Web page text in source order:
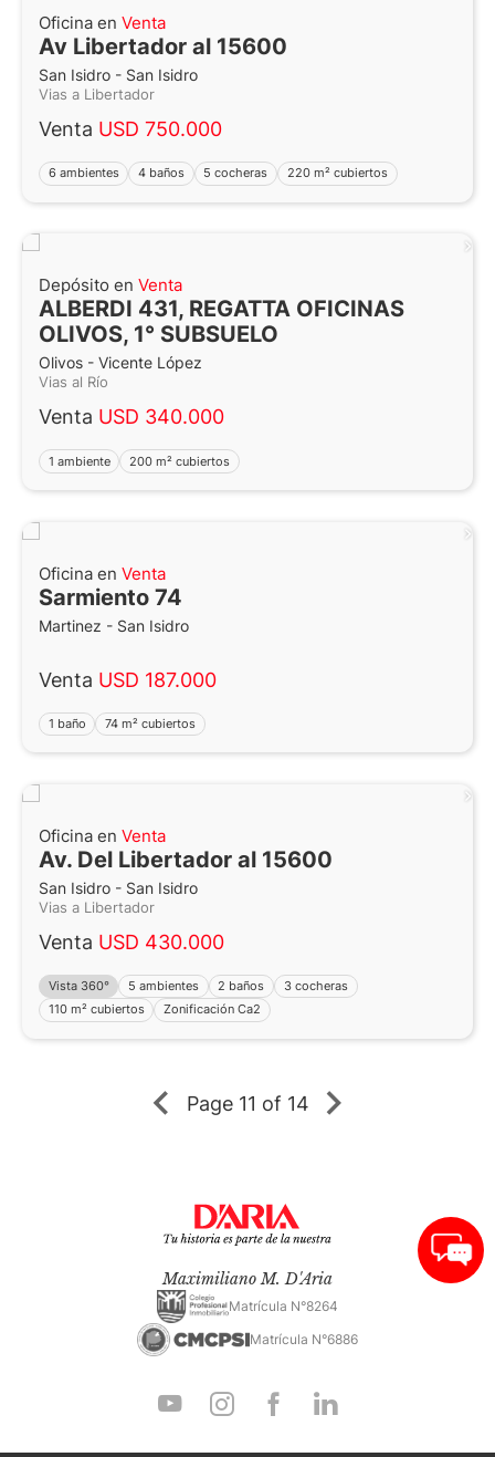
Oficina en Venta
Av Libertador al 15600
San Isidro - San Isidro
Vias a Libertador
Venta USD 750.000
6 ambientes 4 baños 5 cocheras 220 m² cubiertos
Depósito en Venta
ALBERDI 431, REGATTA OFICINAS
OLIVOS, 1° SUBSUELO
Olivos - Vicente López
Vias al Río
Venta USD 340.000
1 ambiente 200 m² cubiertos
Oficina en Venta
Sarmiento 74
Martinez - San Isidro
Venta USD 187.000
1 baño 74 m² cubiertos
Oficina en Venta
Av. Del Libertador al 15600
San Isidro - San Isidro
Vias a Libertador
Venta USD 430.000
Vista 360° 5 ambientes 2 baños
3 cocheras
110 m² cubiertos
Zonificación Ca2
Page 11 of 14
Maximiliano M. D'Aria
Matrícula N°8264
Matrícula N°6886